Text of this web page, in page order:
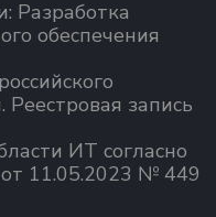
Разработка
обеспечения
Реестровая запись
ИТ согласно
11.05.2023 № 449